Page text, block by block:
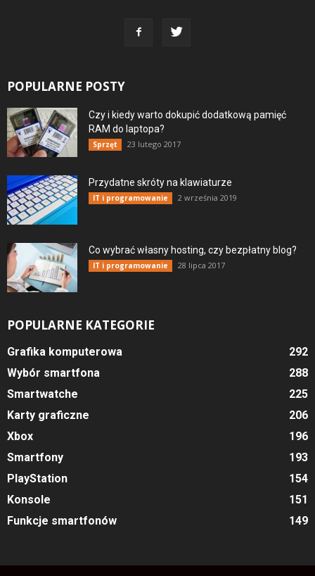
POPULARNE POSTY
Czy i kiedy warto dokupić dodatkową pamięć
RAM do laptopa?
Sprzęt 23 lutego 2017
Przydatne skróty na klawiaturze
IT i programowanie 2 września 2019
Co wybrać własny hosting, czy bezpłatny blog?
IT i programowanie 28 lipca 2017
POPULARNE KATEGORIE
Grafika komputerowa
292
Wybór smartfona
288
Smartwatche
225
Karty graficzne
206
Xbox
196
Smartfony
193
PlayStation
154
Konsole
151
Funkcje smartfonów
149